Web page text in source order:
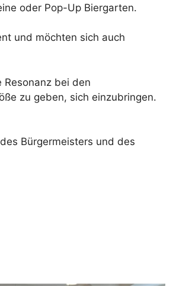
oder Pop-Up Biergarten.
und möchten sich auch
bei den
zu geben, sich einzubringen.
Bürgermeisters und des